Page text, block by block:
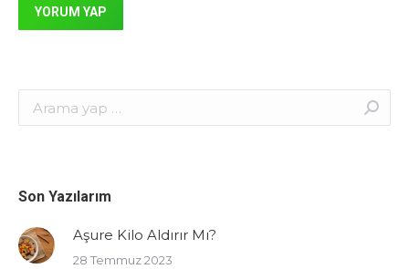
YORUM YAP
Search:
Son Yazılarım
Aşure Kilo Aldırır Mı?
28 Temmuz 2023